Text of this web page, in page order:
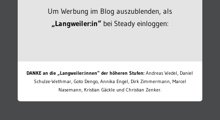
Um Werbung im Blog auszublenden, als
„Langweiler:in“bei Steady einloggen:
DANKE an die „Langweiler:innen“ der höheren Stufen: Andreas Wedel, Daniel
Schulze-Wethmar, Goto Dengo, Annika Engel, Dirk Zimmermann, Marcel
Nasemann, Kristian Gäckle und Christian Zenker.